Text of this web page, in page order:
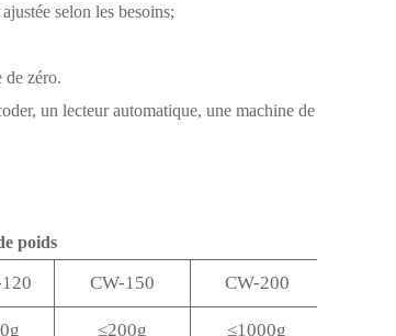
selon les besoins;
de zéro.
un lecteur automatique, une machine de
poids
CW-150 CW-200
≤200g ≤1000g